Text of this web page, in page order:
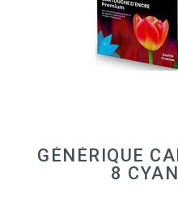
GÉNÉRIQUE
8 CYAN